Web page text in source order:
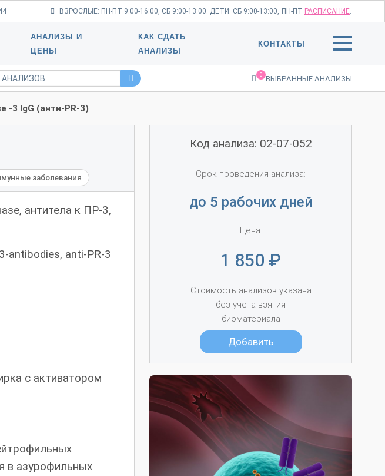
ВЗРОСЛЫЕ: ПН-ПТ 9:00-16:00, СБ 9:00-13:00. ДЕТИ: СБ 9:00-13:00, ПН-ПТ РАСПИСАНИЕ.
АНАЛИЗЫ И
ЦЕНЫ
КАК СДАТЬ
АНАЛИЗЫ
КОНТАКТЫ
0 ВЫБРАННЫЕ АНАЛИЗЫ
-3 IgG (анти-PR-3)
заболевания
антитела к ПР-3,
antibodies, anti-PR-3
с активатором
в азурофильных
Код анализа: 02-07-052
Срок проведения анализа:
до 5 рабочих дней
Цена:
1 850 ₽
Стоимость анализов указана
без учета взятия
биоматериала
Добавить